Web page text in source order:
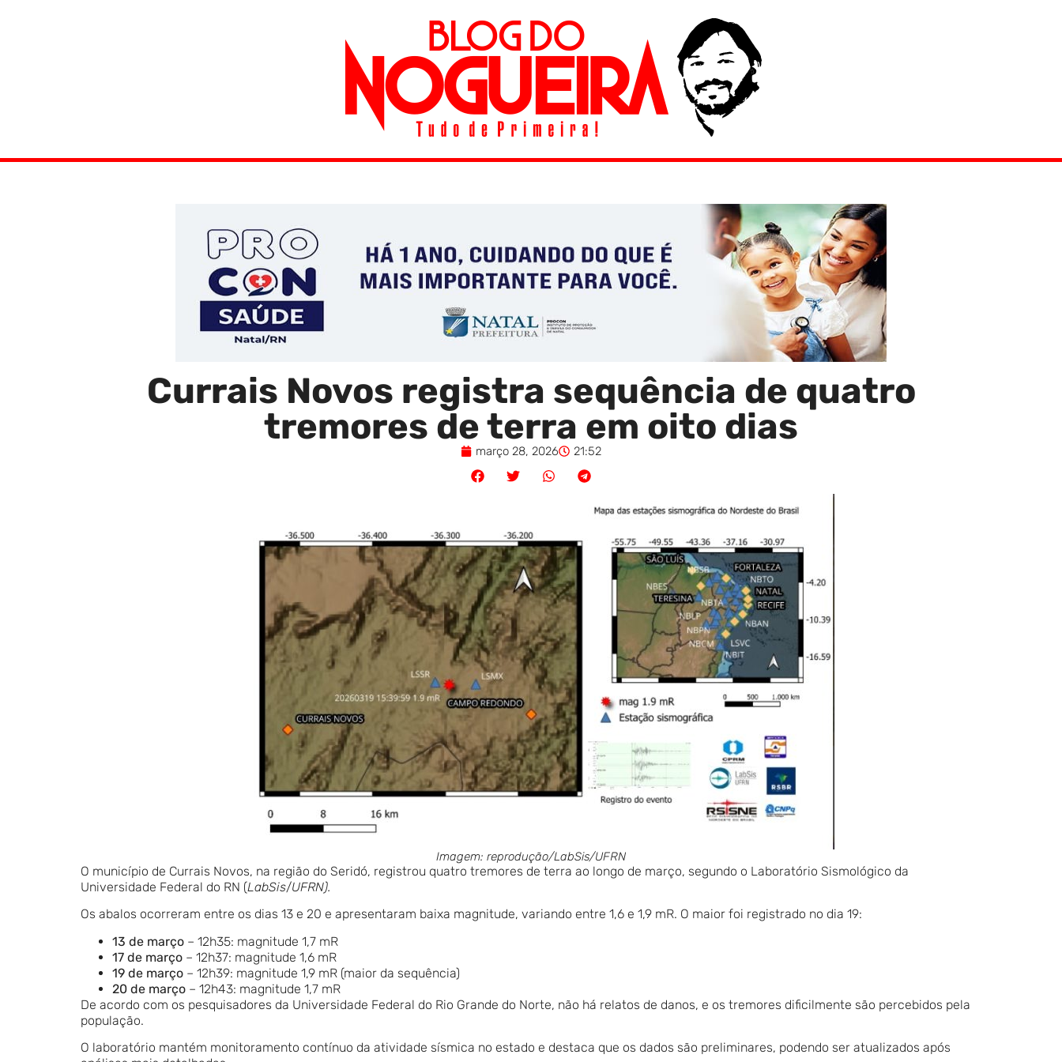
Currais Novos registra sequência de quatro
tremores de terra em oito dias
março 28, 2026 21:52
Imagem: reprodução/LabSis/UFRN
O município de Currais Novos, na região do Seridó, registrou quatro tremores de terra ao longo de março, segundo o Laboratório Sismológico da
Universidade Federal do RN (LabSis/UFRN).
Os abalos ocorreram entre os dias 13 e 20 e apresentaram baixa magnitude, variando entre 1,6 e 1,9 mR. O maior foi registrado no dia 19:
13 de março – 12h35: magnitude 1,7 mR
17 de março – 12h37: magnitude 1,6 mR
19 de março – 12h39: magnitude 1,9 mR (maior da sequência)
20 de março – 12h43: magnitude 1,7 mR
De acordo com os pesquisadores da Universidade Federal do Rio Grande do Norte, não há relatos de danos, e os tremores dificilmente são percebidos pela
população.
O laboratório mantém monitoramento contínuo da atividade sísmica no estado e destaca que os dados são preliminares, podendo ser atualizados após